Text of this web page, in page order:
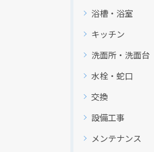
浴槽・浴室
キッチン
洗面所・洗面台
水栓・蛇口
交換
設備工事
メンテナンス